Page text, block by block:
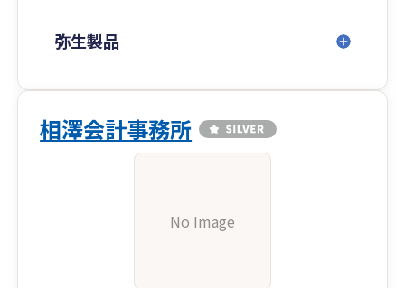
弥生製品
相澤会計事務所
No Image